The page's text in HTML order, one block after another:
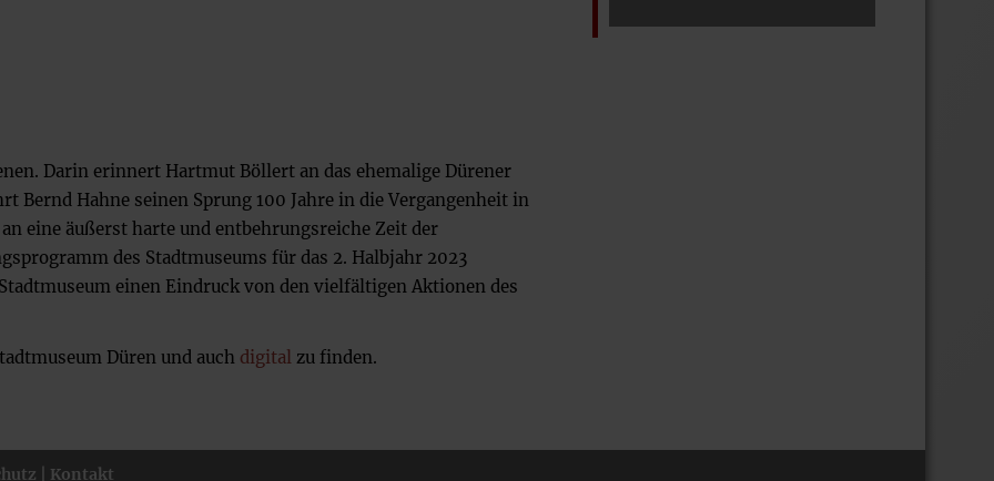
Darin erinnert Hartmut Böllert an das ehemalige Dürener
Bernd Hahne seinen Sprung 100 Jahre in die Vergangenheit in
eine äußerst harte und entbehrungsreiche Zeit der
des Stadtmuseums für das 2. Halbjahr 2023
einen Eindruck von den vielfältigen Aktionen des
Düren und auch digital zu finden.
Kontakt